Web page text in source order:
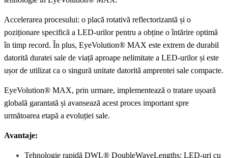
Accelerarea procesului: o placă rotativă reflectorizantă și o
poziționare specifică a LED-urilor pentru a obține o întărire optimă
în timp record. În plus, EyeVolution® MAX este extrem de durabil
datorită duratei sale de viață aproape nelimitate a LED-urilor și este
ușor de utilizat ca o singură unitate datorită amprentei sale compacte.
EyeVolution® MAX, prin urmare, implementează o tratare ușoară
globală garantată și avansează acest proces important spre
următoarea etapă a evoluției sale.
Avantaje:
Tehnologie rapidă DWL® DoubleWaveLengths: LED-uri cu